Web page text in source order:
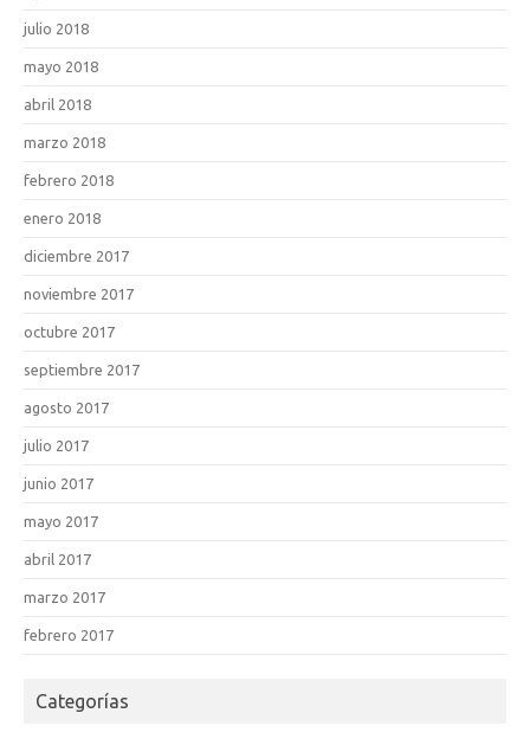
julio 2018
mayo 2018
abril 2018
marzo 2018
febrero 2018
enero 2018
diciembre 2017
noviembre 2017
octubre 2017
septiembre 2017
agosto 2017
julio 2017
junio 2017
mayo 2017
abril 2017
marzo 2017
febrero 2017
Categorías